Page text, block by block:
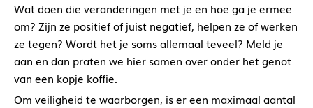
Wat doen die veranderingen met je en hoe ga je ermee
om? Zijn ze positief of juist negatief, helpen ze of werken
ze tegen? Wordt het je soms allemaal teveel? Meld je
aan en dan praten we hier samen over onder het genot
van een kopje koffie.
Om veiligheid te waarborgen, is er een maximaal aantal